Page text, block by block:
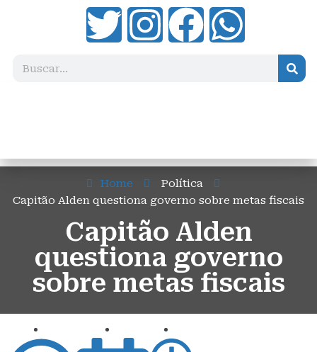
Home
Política
Capitão Alden questiona governo sobre metas fiscais
Capitão Alden
questiona governo
sobre metas fiscais